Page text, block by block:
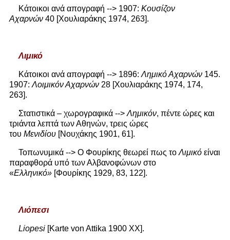
Κάτοικοι ανά απογραφή --> 1907:Κουσίζον
Αχαρνών40 [Χουλιαράκης 1974, 263].
Λιμικό
Κάτοικοι ανά απογραφή --> 1896:Λημικό Αχαρνών 145.
1907: Λοιμικόν Αχαρνών28 [Χουλιαράκης 1974, 174,
263].
Στατιστικά – χωρογραφικά -->Λημικόν, πέντε ώρες και
τριάντα λεπτά των Αθηνών, τρεις ώρες
του Μενιδίου[Νουχάκης 1901, 61].
Τοπωνυμικά --> Ο Φουρίκης θεωρεί πως τοΛιμικό είναι
παραφθορά υπό των Αλβανοφώνων στο
«Ελληνικό»[Φουρίκης 1929, 83, 122].
Λιόπεσι
Liopesi [Karte von Attika 1900 XX].